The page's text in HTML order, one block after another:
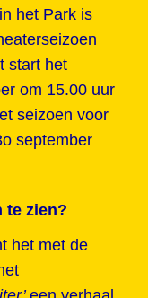
het Park is
start het
om 15.00 uur
seizoen voor
september
te zien?
het met de